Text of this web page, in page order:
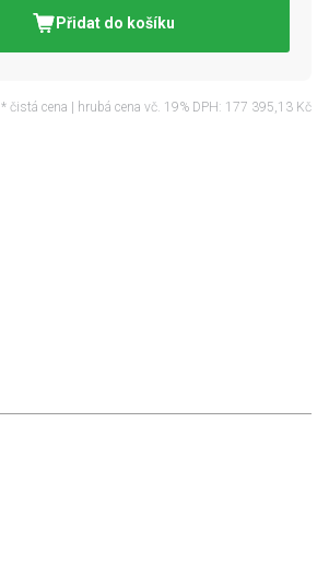
Přidat do košíku
* čistá cena | hrubá cena vč. 19% DPH: 177 395,13 Kč